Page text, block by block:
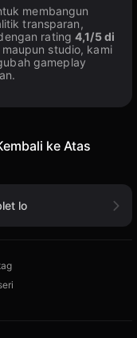
membangun
transparan,
rating4,1/5 di
studio, kami
gameplay
ke Atas
lo